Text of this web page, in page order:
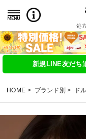
処
新規LINE友だち
HOME ブランド別 ド